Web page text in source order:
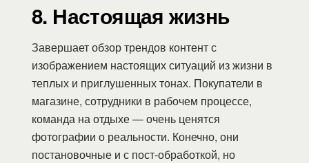
8. Настоящая жизнь
Завершает обзор трендов контент с
изображением настоящих ситуаций из жизни в
теплых и приглушенных тонах. Покупатели в
магазине, сотрудники в рабочем процессе,
команда на отдыхе — очень ценятся
фотографии о реальности. Конечно, они
постановочные и с пост-обработкой, но